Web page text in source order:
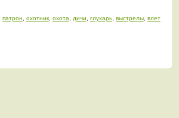
патрон охотник, охота дичи глухарь, выстрелы, влет